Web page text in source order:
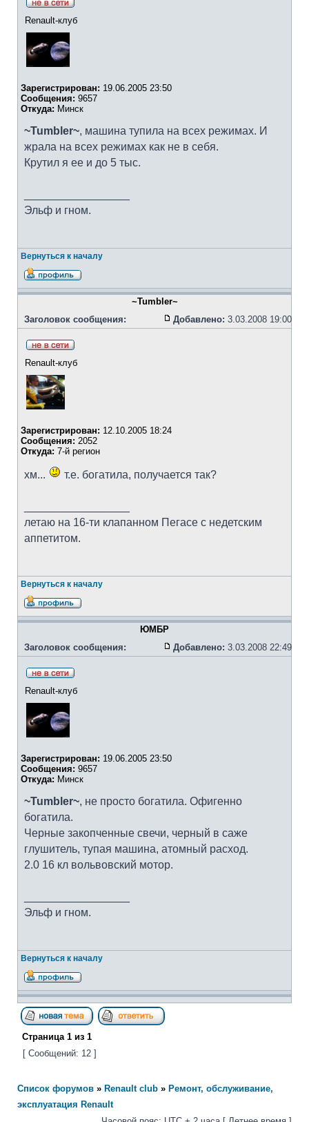
Renault-клуб
Зарегистрирован: 19.06.2005 23:50
Сообщения: 9657
Откуда: Минск
~Tumbler~, машина тупила на всех режимах. И
жрала на всех режимах как не в себя.
Крутил я ее и до 5 тыс.
Эльф и гном.
Вернуться к началу
~Tumbler~
Заголовок сообщения:
Добавлено: 3.03.2008 19:00
Renault-клуб
Зарегистрирован: 12.10.2005 18:24
Сообщения: 2052
Откуда: 7-й регион
хм... т.е. богатила, получается так?
летаю на 16-ти клапанном Пегасе с недетским
аппетитом.
Вернуться к началу
ЮМБР
Заголовок сообщения:
Добавлено: 3.03.2008 22:49
Renault-клуб
Зарегистрирован: 19.06.2005 23:50
Сообщения: 9657
Откуда: Минск
~Tumbler~, не просто богатила. Офигенно
богатила.
Черные закопченные свечи, черный в саже
глушитель, тупая машина, атомный расход.
2.0 16 кл вольвовский мотор.
Эльф и гном.
Вернуться к началу
Страница 1 из 1
[ Сообщений: 12 ]
Список форумов » Renault club » Ремонт, обслуживание,
эксплуатация Renault